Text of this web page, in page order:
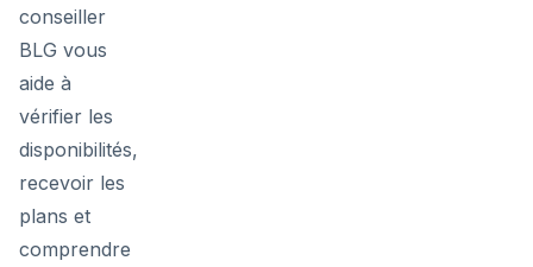
conseiller
BLG vous
aide à
vérifier les
disponibilités,
recevoir les
plans et
comprendre